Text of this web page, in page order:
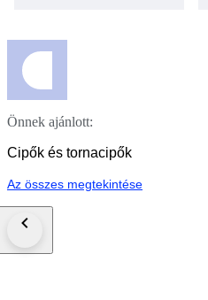
Önnek ajánlott:
Cipők és tornacipők
Az összes megtekintése